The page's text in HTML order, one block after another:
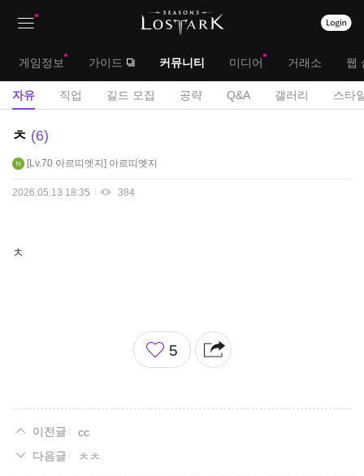
대
메
게임정보 가이드 커뮤니티 미디어 거래소 웹
서
자유 직업 길드 모집 공략 Q&A 갤러리 스타
자
게
ㅊ 6
Lv.70 아르띠엣지 아르띠엣지
2026.05.13 18:35 384
ㅊ
좋
아
5
cc
ㅊㅊ